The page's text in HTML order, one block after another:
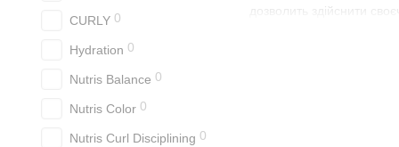
дозволить здійснити
CURLY 0
Hydration 0
Nutris Balance 0
Nutris Color 0
Nutris Curl Disciplining 0